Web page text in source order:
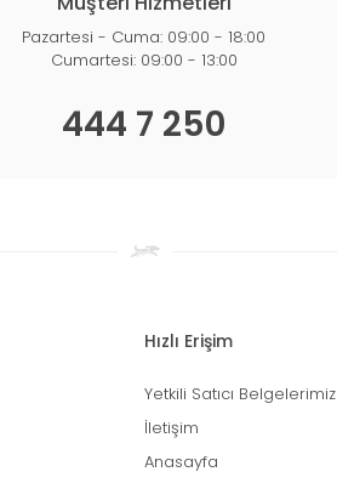
Pazartesi - Cuma: 09:00 - 18:00
Cumartesi: 09:00 - 13:00
444 7 250
Hızlı Erişim
Yetkili Satıcı Belgelerimiz
İletişim
Anasayfa